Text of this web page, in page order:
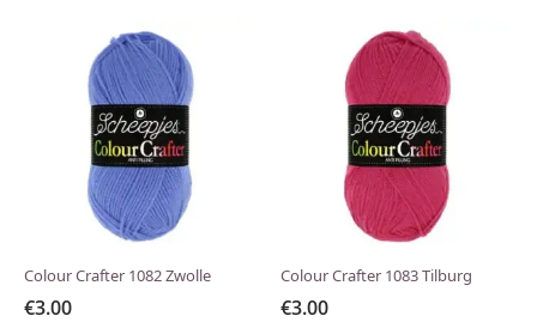
Colour Crafter 1082 Zwolle
€3.00
Colour Crafter 1083 Tilburg
€3.00